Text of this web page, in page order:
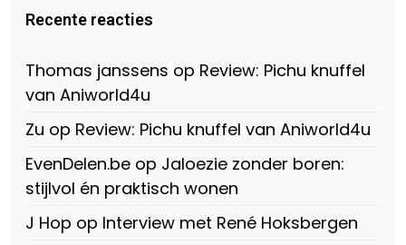
Beauty-
147775071915783/?
Facebook
op
Twitter
op
Instagram
Recente reacties
Thomas janssens op Review: Pichu knuffel
van Aniworld4u
Zu op Review: Pichu knuffel van Aniworld4u
EvenDelen.be op Jaloezie zonder boren:
stijlvol én praktisch wonen
J Hop op Interview met René Hoksbergen